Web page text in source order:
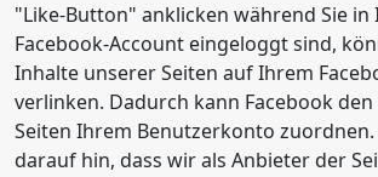
"Like-Button" anklicken während Sie in
Facebook-Account eingeloggt sind,
Inhalte unserer Seiten auf Ihrem
verlinken. Dadurch kann Facebook
Seiten Ihrem Benutzerkonto zuordnen.
darauf hin, dass wir als Anbieter der